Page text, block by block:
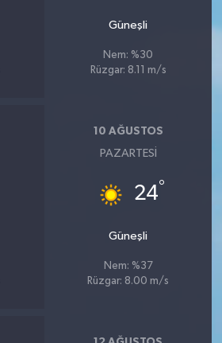
Güneşli
Nem: %30
Rüzgar: 8.11 m/s
10 AĞUSTOS
PAZARTESI
24°
Güneşli
Nem: %37
Rüzgar: 8.00 m/s